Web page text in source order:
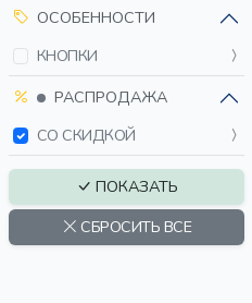
BARDINI
BILANCIONI
BILLIONAIRE
BLEND
BOGNER FIRE+ICE
BOMBOOGIE
BOSS
ОСОБЕННОСТИ
КНОПКИ
РАСПРОДАЖА
СО СКИДКОЙ
ПОКАЗАТЬ
СБРОСИТЬ ВСЕ